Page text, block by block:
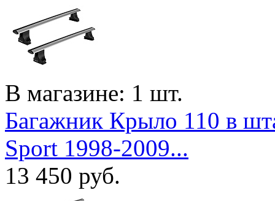
В магазине: 1 шт.
Багажник Крыло 110 в
Sport 1998-2009...
13 450 руб.